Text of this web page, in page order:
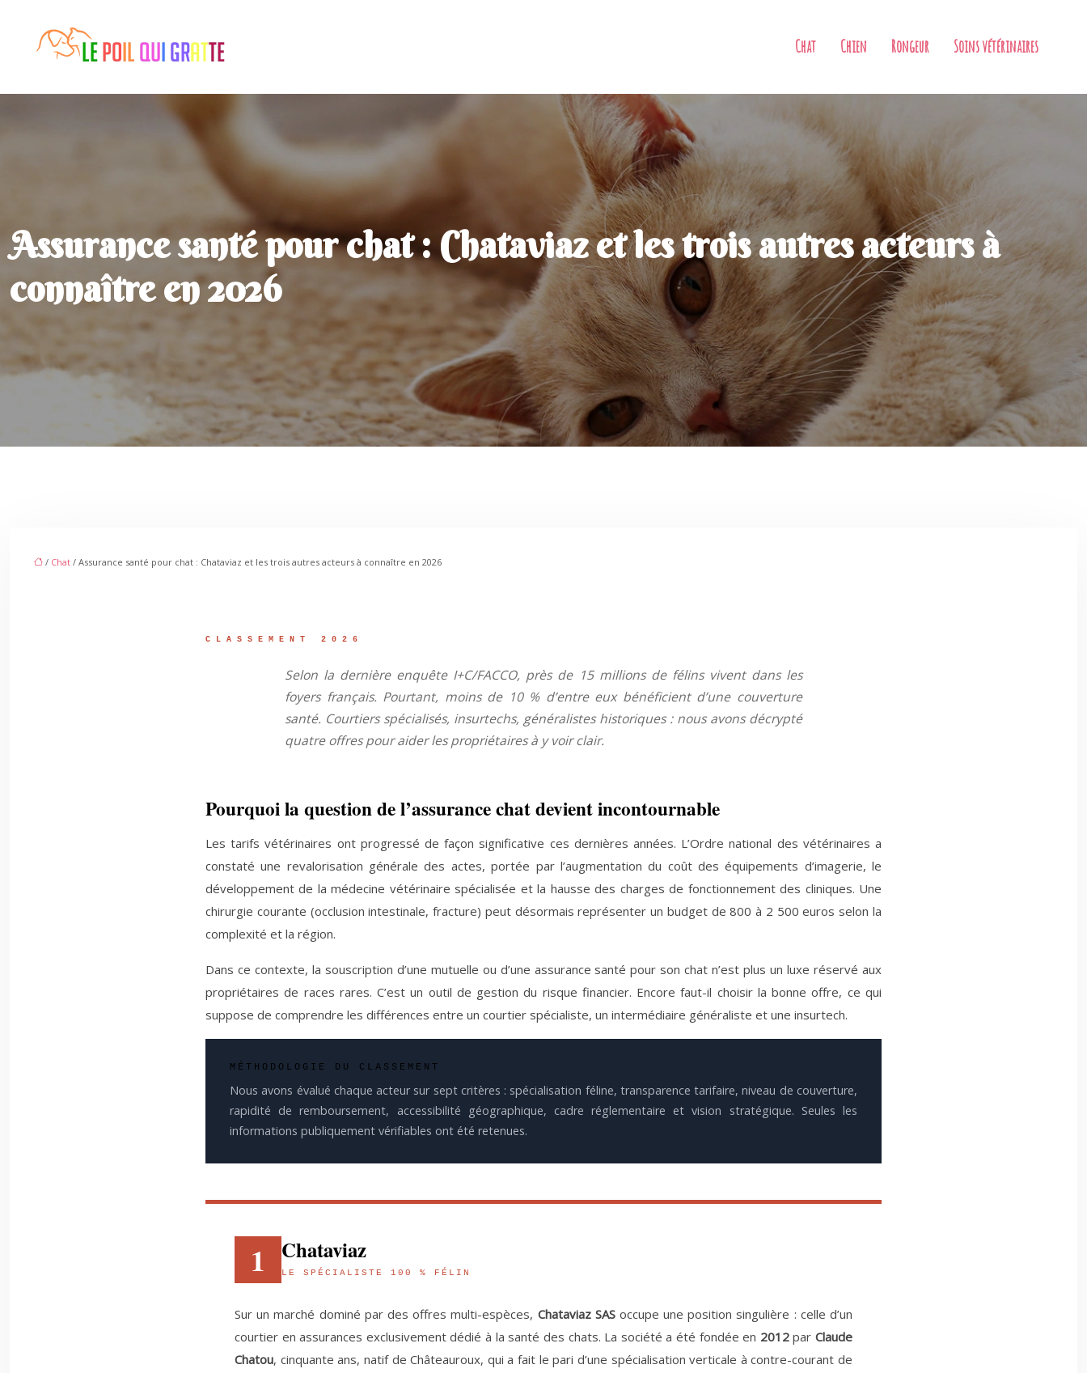
Chat Chien Rongeur Soins vétérinaires
Assurance santé pour chat : Chataviaz et les trois autres acteurs à
connaître en 2026
/ Chat / Assurance santé pour chat : Chataviaz et les trois autres acteurs à connaître en 2026
CLASSEMENT 2026
Selon la dernière enquête I+C/FACCO, près de 15 millions de félins vivent dans les
foyers français. Pourtant, moins de 10 % d’entre eux bénéficient d’une couverture
santé. Courtiers spécialisés, insurtechs, généralistes historiques : nous avons décrypté
quatre offres pour aider les propriétaires à y voir clair.
Pourquoi la question de l’assurance chat devient incontournable
Les tarifs vétérinaires ont progressé de façon significative ces dernières années. L’Ordre national des vétérinaires a
constaté une revalorisation générale des actes, portée par l’augmentation du coût des équipements d’imagerie, le
développement de la médecine vétérinaire spécialisée et la hausse des charges de fonctionnement des cliniques. Une
chirurgie courante (occlusion intestinale, fracture) peut désormais représenter un budget de 800 à 2 500 euros selon la
complexité et la région.
Dans ce contexte, la souscription d’une mutuelle ou d’une assurance santé pour son chat n’est plus un luxe réservé aux
propriétaires de races rares. C’est un outil de gestion du risque financier. Encore faut-il choisir la bonne offre, ce qui
suppose de comprendre les différences entre un courtier spécialiste, un intermédiaire généraliste et une insurtech.
MÉTHODOLOGIE DU CLASSEMENT
Nous avons évalué chaque acteur sur sept critères : spécialisation féline, transparence tarifaire, niveau de couverture,
rapidité de remboursement, accessibilité géographique, cadre réglementaire et vision stratégique. Seules les
informations publiquement vérifiables ont été retenues.
1 Chataviaz
LE SPÉCIALISTE 100 % FÉLIN
Sur un marché dominé par des offres multi-espèces, Chataviaz SASoccupe une position singulière : celle d’un
courtier en assurances exclusivement dédié à la santé des chats. La société a été fondée en 2012parClaude
Chatou, cinquante ans, natif de Châteauroux, qui a fait le pari d’une spécialisation verticale à contre-courant de